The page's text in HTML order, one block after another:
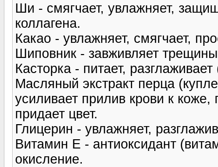
Ши - смягчает, увлажняет,
коллагена.
Какао - увлажняет, смягчает,
Шиповник - завживляет
Касторка - питает,
Масляный экстракт перца
усиливает прилив крови к коже,
придает цвет.
Глицерин - увлажняет,
Витамин Е - антиоксидант
окисление.